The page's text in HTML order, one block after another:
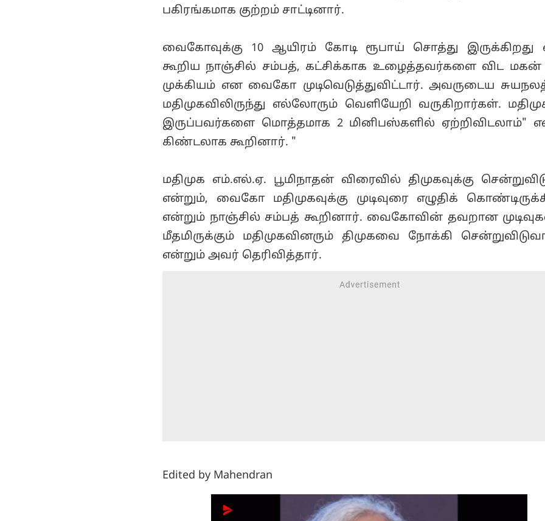
பகிரங்கமாக குற்றம் சாட்டினார்.
வைகோவுக்கு 10 ஆயிரம் கோடி ரூபாய் சொத்து இருக்கிறது
கூறிய நாஞ்சில் சம்பத், கட்சிக்காக உழைத்தவர்களை விட
முக்கியம் என வைகோ முடிவெடுத்துவிட்டார். அவருடைய
மதிமுகவிலிருந்து எல்லோரும் வெளியேறி வருகிறார்கள்.
இருப்பவர்களை மொத்தமாக 2 மினிபஸ்களில் ஏற்றிவிடலாம்"
கிண்டலாக கூறினார். "
மதிமுக எம்.எல்.ஏ. பூமிநாதன் விரைவில் திமுகவுக்கு
என்றும், வைகோ மதிமுகவுக்கு முடிவுரை எழுதிக்
என்றும் நாஞ்சில் சம்பத் கூறினார். வைகோவின் தவறான
மீதமிருக்கும் மதிமுகவினரும் திமுகவை நோக்கி
என்றும் அவர் தெரிவித்தார்.
Edited by Mahendran